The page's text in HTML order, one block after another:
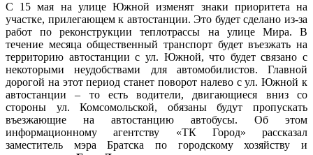
С 15 мая на улице Южной изменят знаки приоритета на
участке, прилегающем к автостанции. Это будет сделано из-за
работ по реконструкции теплотрассы на улице Мира. В
течение месяца общественный транспорт будет въезжать на
территорию автостанции с ул. Южной, что будет связано с
некоторыми неудобствами для автомобилистов. Главной
дорогой на этот период станет поворот налево с ул. Южной к
автостанции – то есть водители, двигающиеся вниз со
стороны ул. Комсомольской, обязаны будут пропускать
въезжающие на автостанцию автобусы. Об этом
информационному агентству «ТК Город» рассказал
заместитель мэра Братска по городскому хозяйству и